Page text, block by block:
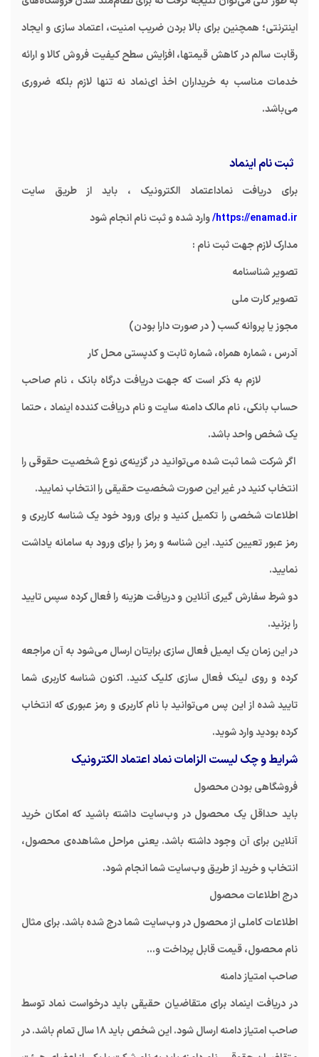
اینترنتی؛ همچنین برای بالا بردن ضریب امنیت، اعتماد سازی و ایجاد
رقابت سالم در کاهش قیمتها، افزایش سطح کیفیت فروش کالا و ارائه
خدمات مناسب به خریداران اخذ ای‌نماد نه تنها لازم بلکه ضروری
می‌باشد.
ثبت نام اینماد
برای دریافت نماداعتماد الکترونیک ، باید از طریق سایت
https://enamad.ir/ وارد شده و ثبت نام انجام شود
مدارک لازم جهت ثبت نام :
تصویر شناسنامه
تصویر کارت ملی
مجوز یا پروانه کسب ( در صورت دارا بودن)
آدرس ، شماره همراه، شماره ثابت و کدپستی محل کار
لازم به ذکر است که جهت دریافت درگاه بانک ، نام صاحب
حساب بانکی، نام مالک دامنه سایت و نام دریافت کندده اینماد ، حتما
یک شخص واحد باشد.
اگر شرکت شما ثبت شده می‌توانید در گزینه‌ی نوع شخصیت حقوقی را
انتخاب کنید در غیر این صورت شخصیت حقیقی را انتخاب نمایید.
اطلاعات شخصی را تکمیل کنید و برای ورود خود یک شناسه کاربری و
رمز عبور تعیین کنید. این شناسه و رمز را برای ورود به سامانه یاداشت
نمایید.
دو شرط سفارش گیری آنلاین و دریافت هزینه را فعال کرده سپس تایید
را بزنید.
در این زمان یک ایمیل فعال سازی برایتان ارسال می‌شود به آن مراجعه
کرده و روی لینک فعال سازی کلیک کنید. اکنون شناسه کاربری شما
تایید شده از این پس می‌توانید با نام کاربری و رمز عبوری که انتخاب
کرده‌ بودید وارد شوید.
شرایط و چک لیست الزامات نماد اعتماد الکترونیک
فروشگاهی بودن محصول
باید حداقل یک محصول در وب‌سایت داشته باشید که امکان خرید
آنلاین برای آن وجود داشته باشد. یعنی مراحل مشاهده‌ی محصول،
انتخاب و خرید از طریق وب‌سایت شما انجام شود.
درج اطلاعات محصول
اطلاعات کاملی از محصول در وب‌سایت شما درج شده باشد. برای مثال
نام محصول، قیمت قابل پرداخت و…
صاحب امتیاز دامنه
در دریافت اینماد برای متقاضیان حقیقی باید درخواست نماد توسط
صاحب امتیاز دامنه ارسال شود. این شخص باید ۱۸ سال تمام باشد. در